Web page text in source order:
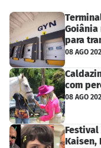
para
08 AGO
com
08 AGO
Festival
Kaisen,